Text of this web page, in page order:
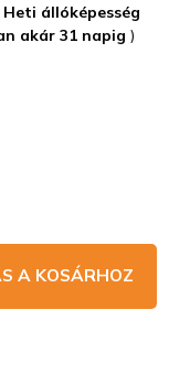
A KOSÁRHOZ
Heti állóképesség
akár 31 napig )